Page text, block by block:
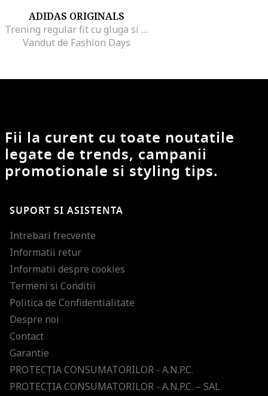
ADIDAS ORIGINALS
Trening regular fit cu gluga si detalii logo, Verde englez
Vandut de Fashion Days
Fii la curent cu toate noutatile
legate de trends, campanii
promotionale si styling tips.
SUPORT SI ASISTENTA
Intrebari frecvente
Informatii retur
Informatii despre cookies
Termeni si Conditii
Politica de Confidentialitate
Despre noi
Contact
Garantie
PROTECŢIA CONSUMATORILOR - A.N.P.C.
PROTECŢIA CONSUMATORILOR - A.N.P.C. – SAL